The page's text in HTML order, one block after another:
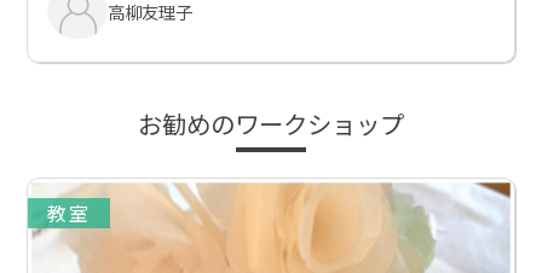
高柳友理子
お勧めのワークショップ
教室